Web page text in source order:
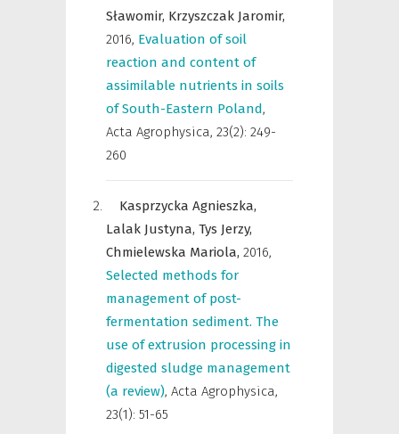
Sławomir, Krzyszczak Jaromir,
2016, Evaluation of soil
reaction and content of
assimilable nutrients in soils
of South-Eastern Poland,
Acta Agrophysica, 23(2): 249-
260
Kasprzycka Agnieszka,
Lalak Justyna, Tys Jerzy,
Chmielewska Mariola, 2016,
Selected methods for
management of post-
fermentation sediment. The
use of extrusion processing in
digested sludge management
(a review), Acta Agrophysica,
23(1): 51-65